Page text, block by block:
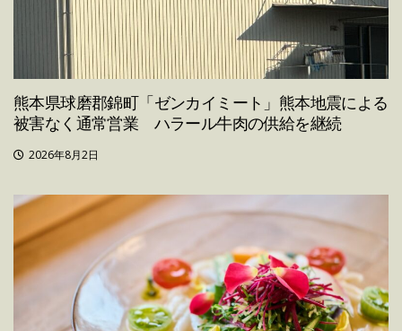
熊本県球磨郡錦町「ゼンカイミート」熊本地震による
被害なく通常営業 ハラール牛肉の供給を継続
2026年8月2日